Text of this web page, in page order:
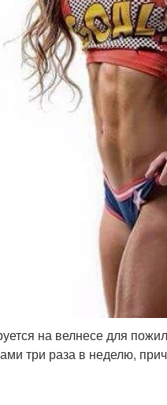
на велнесе для
три раза в неделю,